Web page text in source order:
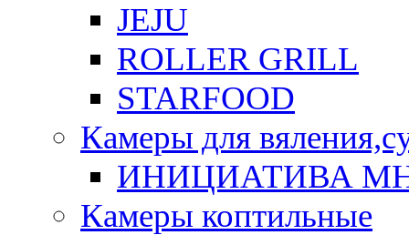
JEJU
ROLLER GRILL
STARFOOD
Камеры для
ИНИЦИАТИВА
Камеры коптильные